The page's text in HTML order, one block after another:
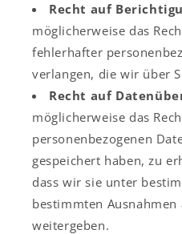
Recht auf
möglicherweise das
fehlerhafter
verlangen, die wir über
Recht auf
möglicherweise das
personenbezogenen
gespeichert haben, zu
dass wir sie unter
bestimmten
weitergeben.